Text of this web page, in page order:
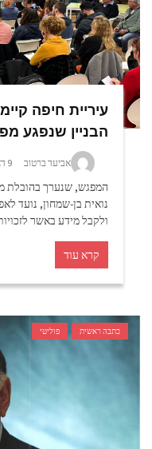
עיריית חיפה
הבניין שנפגע
אביעד ברטוב 9 דצמבר, 2024
המפגש, שנערך בהובלת
נואית בן-שמחון, נועד
ולקבל מידע באשר
קרא עוד
כתבה ראשית פוליטי